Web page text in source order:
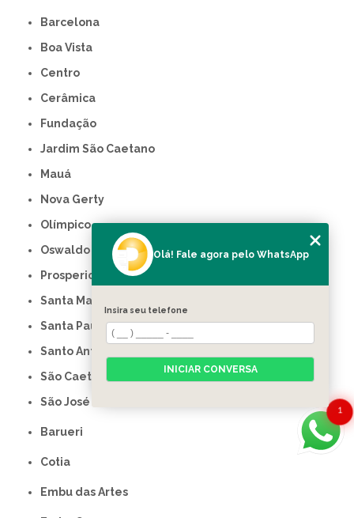
Barcelona
Boa Vista
Centro
Cerâmica
Fundação
Jardim São Caetano
Mauá
Nova Gerty
Olímpico
Oswaldo Cruz
Prosperidade
Santa Maria
Santa Paula
Santo Antônio
São Caetano do Sul
São José
Barueri
Cotia
Embu das Artes
1
Olá! Fale agora pelo WhatsApp
Insira seu telefone
INICIAR CONVERSA